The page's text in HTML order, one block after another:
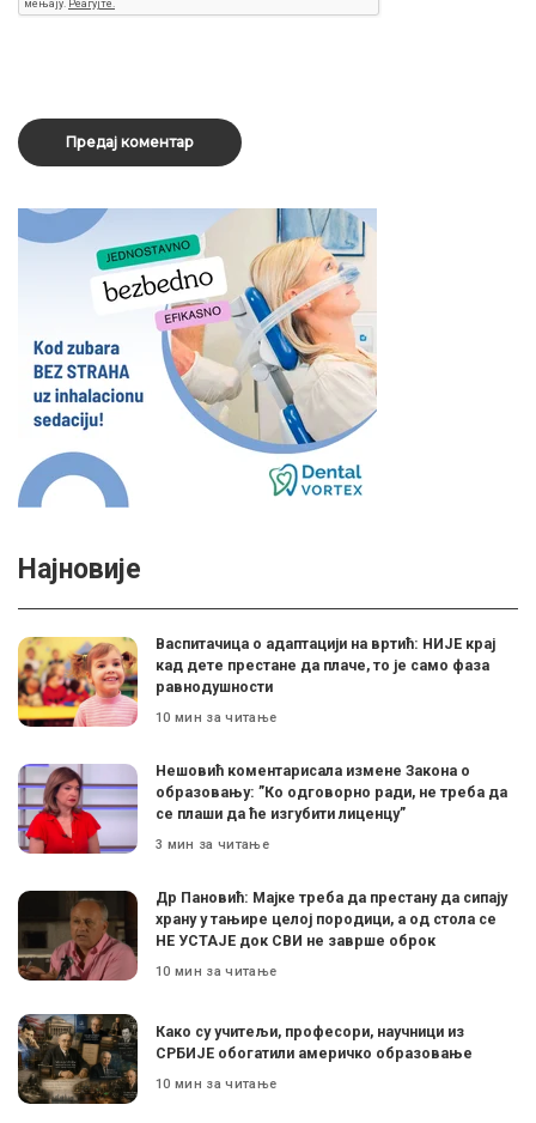
Најновије
Васпитачица о адаптацији на вртић: НИЈЕ крај
кад дете престане да плаче, то је само фаза
равнодушности
10 мин за читање
Нешовић коментарисала измене Закона о
образовању: ”Ко одговорно ради, не треба да
се плаши да ће изгубити лиценцу”
3 мин за читање
Др Пановић: Мајке треба да престану да сипају
храну у тањире целој породици, а од стола се
НЕ УСТАЈЕ док СВИ не заврше оброк
10 мин за читање
Како су учитељи, професори, научници из
СРБИЈЕ обогатили америчко образовање
10 мин за читање